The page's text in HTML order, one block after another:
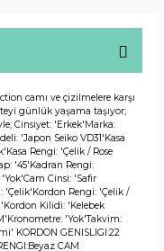
camı ve çizilmelere karşı
günlük yaşama taşıyor;
Cinsiyet: 'Erkek'Marka:
'Japon Seiko VD31'Kasa
Rengi: 'Çelik / Rose
'45'Kadran Rengi:
Cinsi: 'Safir
'Çelik'Kordon Rengi: 'Çelik /
Kilidi: 'Kelebek
'Yok'Takvim:
KORDON GENISLIGI:22
CAM